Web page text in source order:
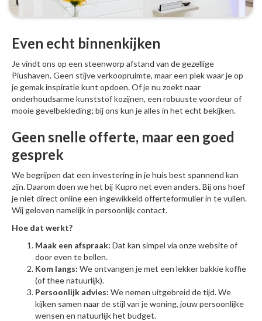
Even echt binnenkijken
Je vindt ons op een steenworp afstand van de gezellige
Piushaven. Geen stijve verkoopruimte, maar een plek waar je op
je gemak inspiratie kunt opdoen. Of je nu zoekt naar
onderhoudsarme kunststof kozijnen, een robuuste voordeur of
mooie gevelbekleding; bij ons kun je alles in het echt bekijken.
Geen snelle offerte, maar een goed
gesprek
We begrijpen dat een investering in je huis best spannend kan
zijn. Daarom doen we het bij Kupro net even anders. Bij ons hoef
je niet direct online een ingewikkeld offerteformulier in te vullen.
Wij geloven namelijk in persoonlijk contact.
Hoe dat werkt?
Maak een afspraak: Dat kan simpel via onze website of
door even te bellen.
Kom langs: We ontvangen je met een lekker bakkie koffie
(of thee natuurlijk).
Persoonlijk advies: We nemen uitgebreid de tijd. We
kijken samen naar de stijl van je woning, jouw persoonlijke
wensen en natuurlijk het budget.